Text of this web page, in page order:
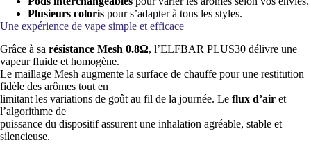
Plusieurs coloris pour s’adapter à tous les styles.
Une expérience de vape simple et efficace
Grâce à sa résistance Mesh 0.8Ω, l’ELFBAR PLUS30 délivre une
vapeur fluide et homogène.
Le maillage Mesh augmente la surface de chauffe pour une restitution
fidèle des arômes tout en
limitant les variations de goût au fil de la journée. Le flux d’air et
l’algorithme de
puissance du dispositif assurent une inhalation agréable, stable et
silencieuse.